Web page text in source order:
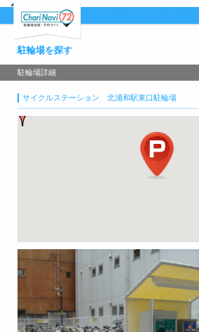
駐輪場を探す
駐輪場詳細
サイクルステーション 北浦和駅東口駐輪場